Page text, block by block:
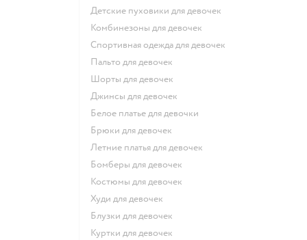
Детские пуховики для девочек
Комбинезоны для девочек
Спортивная одежда для девочек
Пальто для девочек
Шорты для девочек
Джинсы для девочек
Белое платье для девочки
Брюки для девочек
Летние платья для девочек
Бомберы для девочек
Костюмы для девочек
Худи для девочек
Блузки для девочек
Куртки для девочек